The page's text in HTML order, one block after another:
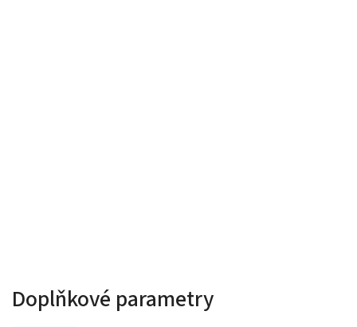
Doplňkové parametry